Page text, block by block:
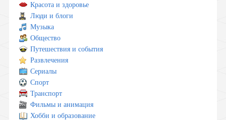
Красота и здоровье
Люди и блоги
Музыка
Общество
Путешествия и события
Развлечения
Сериалы
Спорт
Транспорт
Фильмы и анимация
Хобби и образование